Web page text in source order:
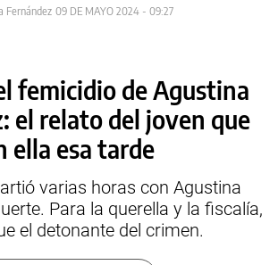
Fernández 09 DE MAYO 2024 - 09:27
femicidio de Agustina
el relato del joven que
ella esa tarde
varias horas con Agustina
Para la querella y la fiscalía,
el detonante del crimen.